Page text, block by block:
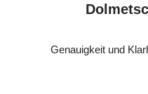
Genauigkeit und